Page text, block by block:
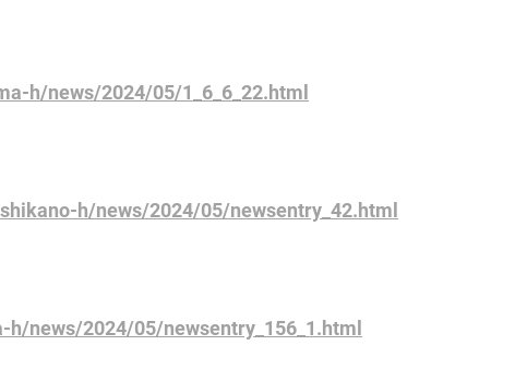
h/news/2024/05/1_6_6_22.html
h/news/2024/05/newsentry_42.html
news/2024/05/newsentry_156_1.html